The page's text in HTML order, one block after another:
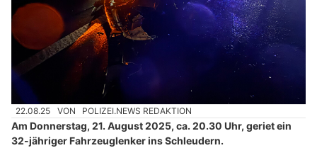
22.08.25 VON POLIZEI.NEWS REDAKTION
Am Donnerstag, 21. August 2025, ca. 20.30 Uhr, geriet ein
32-jähriger Fahrzeuglenker ins Schleudern.